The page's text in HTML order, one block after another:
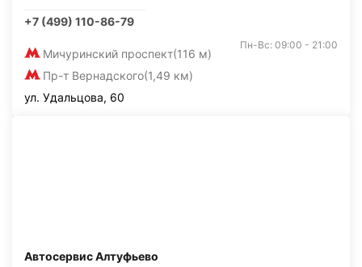
+7 (499) 110-86-79
Мичуринский проспект(116 м)
Пр-т Вернадского(1,49 км)
Пн-Вс: 09:00 - 21:00
ул. Удальцова, 60
Автосервис Алтуфьево